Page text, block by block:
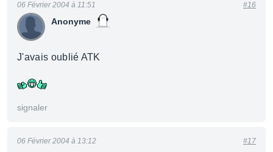
Anonyme
06 Février 2004 à 11:51 #16
J'avais oublié ATK
signaler
06 Février 2004 à 13:12 #17